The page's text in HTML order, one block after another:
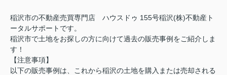
稲沢市の不動産売買専門店 ハウスドゥ 155号稲沢(株)不動産ト
ータルサポートです。
稲沢市で土地をお探しの方に向けて過去の販売事例をご紹介しま
す！
【注意事項】
以下の販売事例は、これから稲沢の土地を購入または売却される